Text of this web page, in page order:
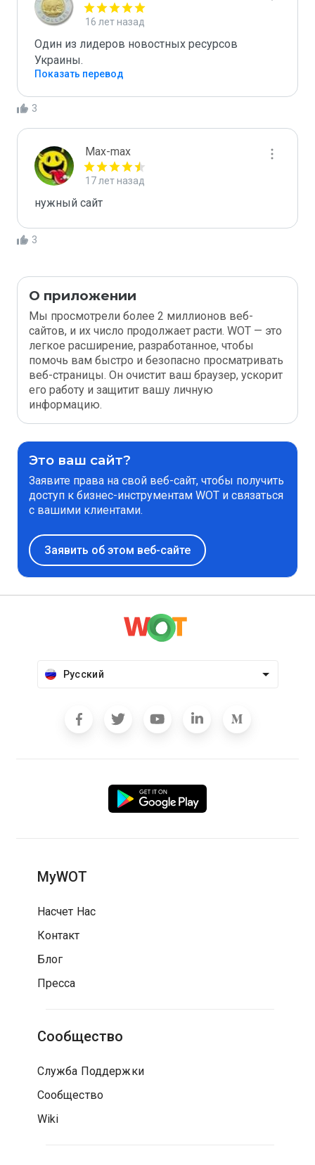
16 лет назад
Один из лидеров новостных ресурсов
Украины.
Показать перевод
3
Max-max
17 лет назад
нужный сайт
3
О приложении
Мы просмотрели более 2 миллионов веб-
сайтов, и их число продолжает расти. WOT — это
легкое расширение, разработанное, чтобы
помочь вам быстро и безопасно просматривать
веб-страницы. Он очистит ваш браузер, ускорит
его работу и защитит вашу личную
информацию.
Это ваш сайт?
Заявите права на свой веб-сайт, чтобы получить
доступ к бизнес-инструментам WOT и связаться
с вашими клиентами.
Заявить об этом веб-сайте
Русский
MyWOT
Насчет Нас
Контакт
Блог
Пресса
Сообщество
Служба Поддержки
Сообщество
Wiki